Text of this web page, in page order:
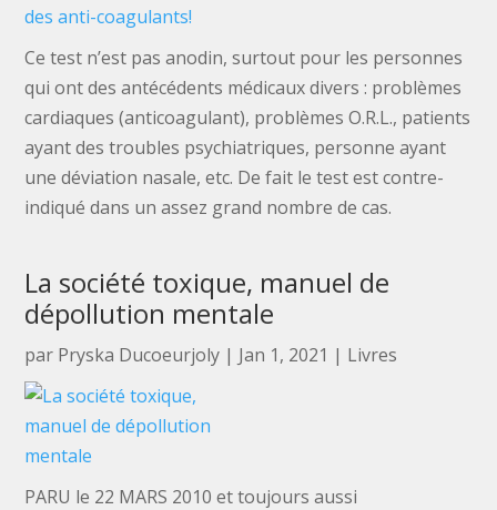
Ce test n’est pas anodin, surtout pour les personnes
qui ont des antécédents médicaux divers : problèmes
cardiaques (anticoagulant), problèmes O.R.L., patients
ayant des troubles psychiatriques, personne ayant
une déviation nasale, etc. De fait le test est contre-
indiqué dans un assez grand nombre de cas.
La société toxique, manuel de
dépollution mentale
par Pryska Ducoeurjoly | Jan 1, 2021 | Livres
PARU le 22 MARS 2010 et toujours aussi